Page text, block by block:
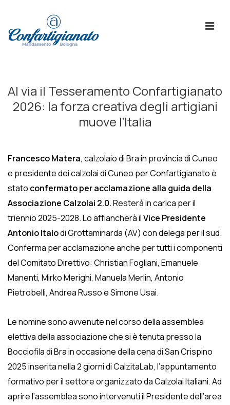
Principale
Al via il Tesseramento Confartigianato
2026: la forza creativa degli artigiani
muove l’Italia
Francesco Matera, calzolaio di Bra in provincia di Cuneo
e presidente dei calzolai di Cuneo per Confartigianato è
stato confermato per acclamazione alla guida della
Associazione Calzolai 2.0.Resterà in carica per il
triennio 2025-2028. Lo affiancherà ilVice Presidente
Antonio Italodi Grottaminarda (AV) con delega per il sud.
Conferma per acclamazione anche per tutti i componenti
del Comitato Direttivo: Christian Fogliani, Emanuele
Manenti, Mirko Merighi, Manuela Merlin, Antonio
Pietrobelli, Andrea Russo e Simone Usai.
Le nomine sono avvenute nel corso della assemblea
elettiva della associazione che si è tenuta presso la
Bocciofila di Bra in occasione della cena di San Crispino
2025 inserita nella 2 giorni di CalzitaLab, l’appuntamento
formativo per il settore organizzato da Calzolai Italiani. Ad
aprire l’assemblea sono intervenuti il Presidente dell’area